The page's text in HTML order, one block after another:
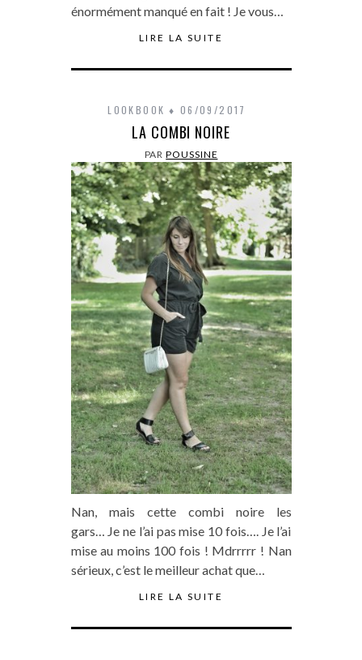
énormément manqué en fait ! Je vous…
LIRE LA SUITE
LOOKBOOK 06/09/2017
LA COMBI NOIRE
PARPOUSSINE
Nan, mais cette combi noire les
gars… Je ne l’ai pas mise 10 fois…. Je l’ai
mise au moins 100 fois ! Mdrrrrr ! Nan
sérieux, c’est le meilleur achat que…
LIRE LA SUITE